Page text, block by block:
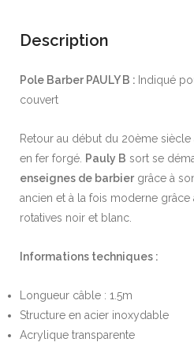
Description
Pole Barber PAULY B : Indiqué
couvert
Retour au début du 20ème
en fer forgé. Pauly B sort se
enseignes de barbier grâce à
ancien et à la fois moderne grâce
rotatives noir et blanc.
Informations techniques :
Longueur câble : 1.5m
Structure en acier inoxydable
Acrylique transparente